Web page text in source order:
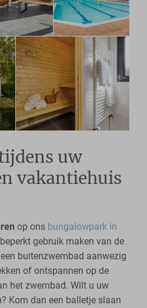
uw
vakantiehuis
op ons bungalowpark in
gebruik maken van de
buitenzwembad aanwezig
of ontspannen op de
het zwembad. Wilt u uw
Kom dan een balletje slaan